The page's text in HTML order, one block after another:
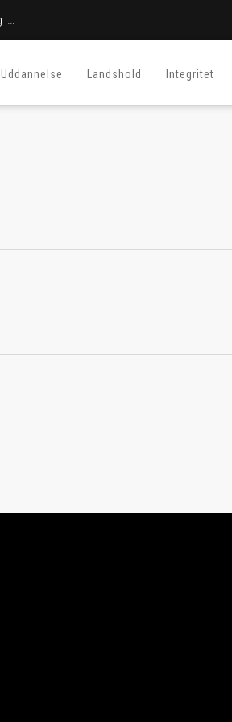
En stor fighter er her ikke mere: Ildsjælen Ivan Halberg er afgået ved døden
Uddannelse Landshold Integritet